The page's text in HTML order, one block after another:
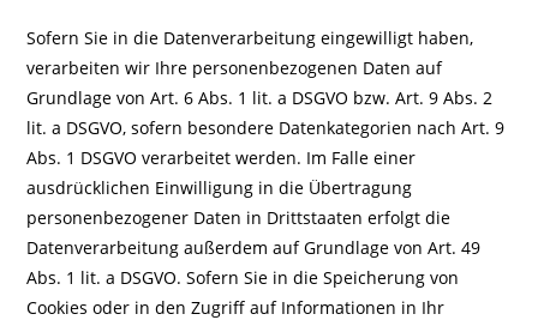
Sofern Sie in die Datenverarbeitung eingewilligt haben,
verarbeiten wir Ihre personenbezogenen Daten auf
Grundlage von Art. 6 Abs. 1 lit. a DSGVO bzw. Art. 9 Abs. 2
lit. a DSGVO, sofern besondere Datenkategorien nach Art. 9
Abs. 1 DSGVO verarbeitet werden. Im Falle einer
ausdrücklichen Einwilligung in die Übertragung
personenbezogener Daten in Drittstaaten erfolgt die
Datenverarbeitung außerdem auf Grundlage von Art. 49
Abs. 1 lit. a DSGVO. Sofern Sie in die Speicherung von
Cookies oder in den Zugriff auf Informationen in Ihr